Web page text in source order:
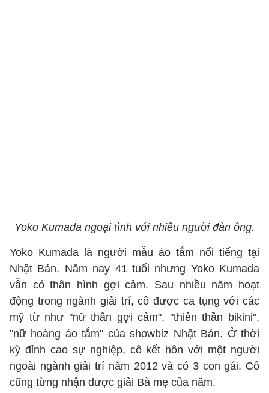
Yoko Kumada ngoại tình với nhiều người đàn ông.
Yoko Kumada là người mẫu áo tắm nổi tiếng tại
Nhật Bản. Năm nay 41 tuổi nhưng Yoko Kumada
vẫn có thân hình gợi cảm. Sau nhiều năm hoạt
động trong ngành giải trí, cô được ca tụng với các
mỹ từ như "nữ thần gợi cảm", "thiên thần bikini",
"nữ hoàng áo tắm" của showbiz Nhật Bản. Ở thời
kỳ đỉnh cao sự nghiệp, cô kết hôn với một người
ngoài ngành giải trí năm 2012 và có 3 con gái. Cô
cũng từng nhận được giải Bà mẹ của năm.